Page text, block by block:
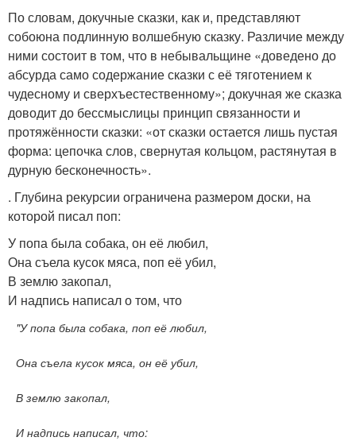
По словам, докучные сказки, как и, представляют
собоюна подлинную волшебную сказку. Различие между
ними состоит в том, что в небывальщине «доведено до
абсурда само содержание сказки с её тяготением к
чудесному и сверхъестественному»; докучная же сказка
доводит до бессмыслицы принцип связанности и
протяжённости сказки: «от сказки остается лишь пустая
форма: цепочка слов, свернутая кольцом, растянутая в
дурную бесконечность».
. Глубина рекурсии ограничена размером доски, на
которой писал поп:
У попа была собака, он её любил,
Она съела кусок мяса, поп её убил,
В землю закопал,
И надпись написал о том, что
"У попа была собака, поп её любил,
Она съела кусок мяса, он её убил,
В землю закопал,
И надпись написал, что: